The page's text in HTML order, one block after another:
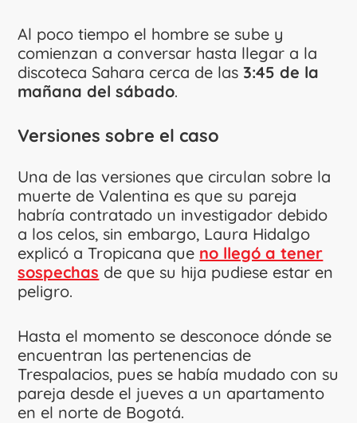
Al poco tiempo el hombre se sube y
comienzan a conversar hasta llegar a la
discoteca Sahara cerca de las3:45 de la
mañana del sábado.
Versiones sobre el caso
Una de las versiones que circulan sobre la
muerte de Valentina es que su pareja
habría contratado un investigador debido
a los celos, sin embargo, Laura Hidalgo
explicó a Tropicana que no llegó a tener
sospechas de que su hija pudiese estar en
peligro.
Hasta el momento se desconoce dónde se
encuentran las pertenencias de
Trespalacios, pues se había mudado con su
pareja desde el jueves a un apartamento
en el norte de Bogotá.